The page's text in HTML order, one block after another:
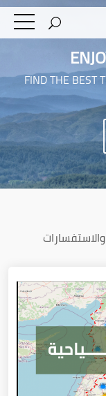
FIND THE BEST